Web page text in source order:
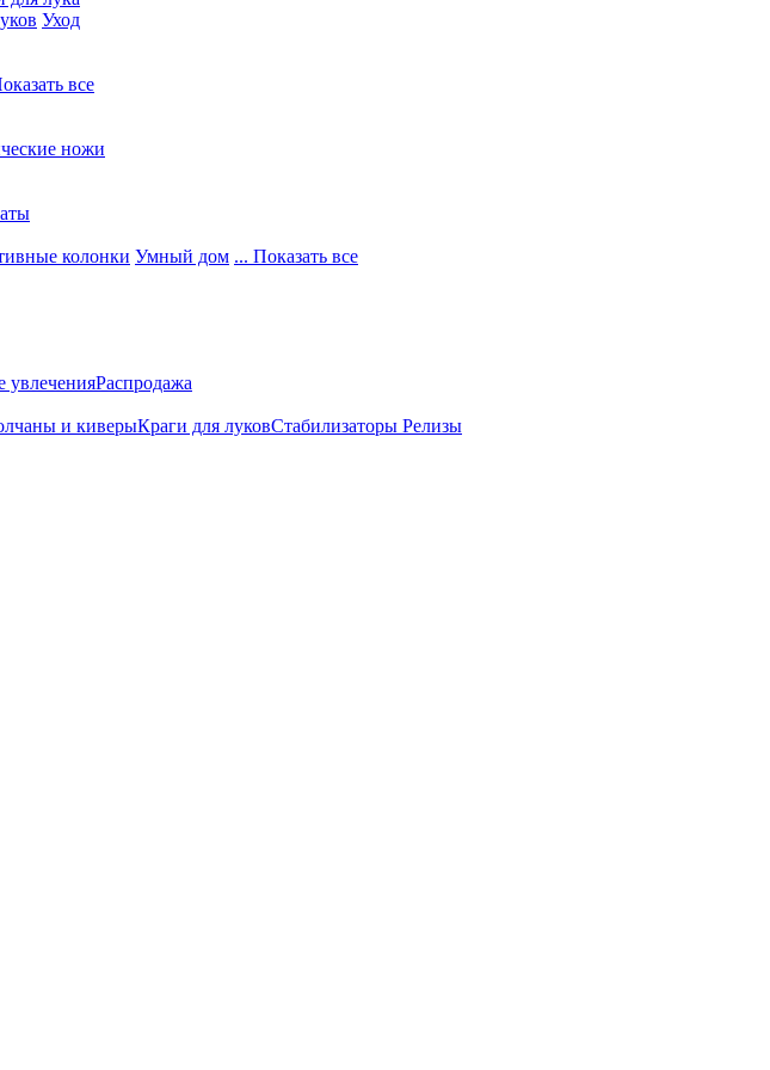
Уход
все
ножи
колонки Умный дом ... Показать все
увлеченияРаспродажа
и киверыКраги для луковСтабилизаторы Релизы